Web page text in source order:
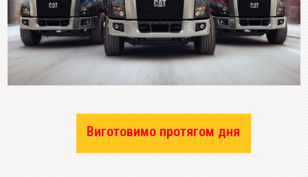
Виготовимо протягом дня